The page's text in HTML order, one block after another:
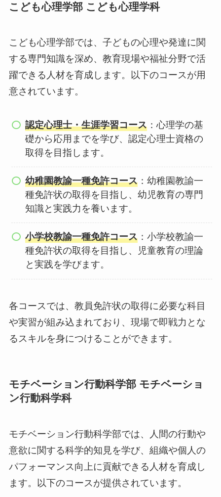
こども心理学部 こども心理学科
こども心理学部では、子どもの心理や発達に関
する専門知識を深め、教育現場や福祉分野で活
躍できる人材を育成します。以下のコースが用
意されています。
認定心理士・生涯学習コース：心理学の基
礎から応用までを学び、認定心理士資格の
取得を目指します。
幼稚園教諭一種免許コース：幼稚園教諭一
種免許状の取得を目指し、幼児教育の専門
知識と実践力を養います。
小学校教諭一種免許コース：小学校教諭一
種免許状の取得を目指し、児童教育の理論
と実践を学びます。
各コースでは、教員免許状の取得に必要な科目
や実習が組み込まれており、現場で即戦力とな
るスキルを身につけることができます。
モチベーション行動科学部 モチベーショ
ン行動科学科
モチベーション行動科学部では、人間の行動や
意欲に関する科学的知見を学び、組織や個人の
パフォーマンス向上に貢献できる人材を育成し
ます。以下のコースが提供されています。